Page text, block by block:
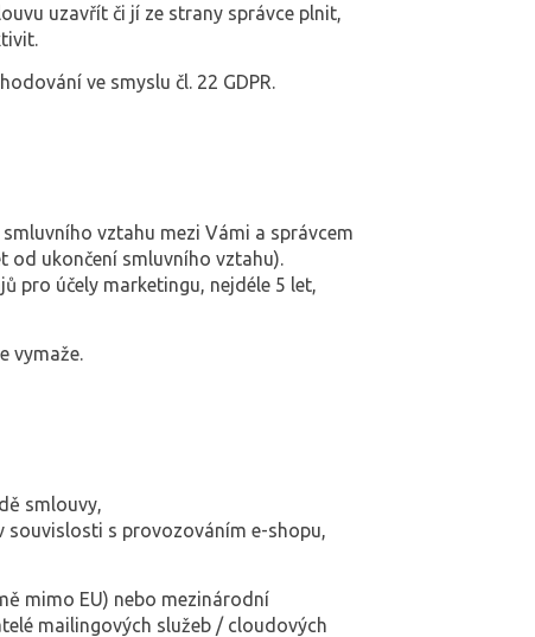
uzavřít či jí ze strany správce plnit,
ve smyslu čl. 22 GDPR.
vztahu mezi Vámi a správcem
od ukončení smluvního vztahu).
pro účely marketingu, nejdéle 5 let,
vymaže.
smlouvy,
souvislosti s provozováním e-shopu,
mimo EU) nebo mezinárodní
mailingových služeb / cloudových